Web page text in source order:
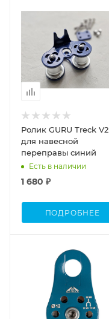
Ролик GURU Treck V2
для навесной
переправы синий
Есть в наличии
1 680 ₽
ПОДРОБНЕЕ